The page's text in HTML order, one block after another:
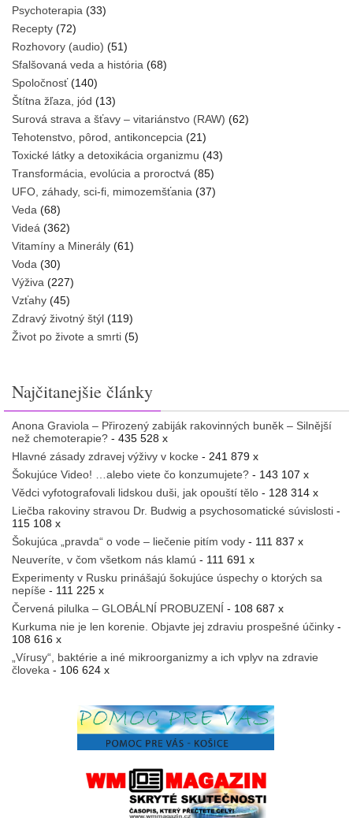
Psychoterapia (33)
Recepty (72)
Rozhovory (audio) (51)
Sfalšovaná veda a história (68)
Spoločnosť(140)
Štítna žľaza, jód (13)
Surová strava a šťavy – vitariánstvo (RAW) (62)
Tehotenstvo, pôrod, antikoncepcia (21)
Toxické látky a detoxikácia organizmu (43)
Transformácia, evolúcia a proroctvá (85)
UFO, záhady, sci-fi, mimozemšťania (37)
Veda (68)
Videá (362)
Vitamíny a Minerály (61)
Voda (30)
Výživa (227)
Vzťahy (45)
Zdravý životný štýl (119)
Život po živote a smrti (5)
Najčitanejšie články
Anona Graviola – Přirozený zabiják rakovinných buněk – Silnější
než chemoterapie? - 435 528 x
Hlavné zásady zdravej výživy v kocke - 241 879 x
Šokujúce Video! …alebo viete čo konzumujete? - 143 107 x
Vědci vyfotografovali lidskou duši, jak opouští tělo - 128 314 x
Liečba rakoviny stravou Dr. Budwig a psychosomatické súvislosti -
115 108 x
Šokujúca „pravda“ o vode – liečenie pitím vody - 111 837 x
Neuveríte, v čom všetkom nás klamú - 111 691 x
Experimenty v Rusku prinášajú šokujúce úspechy o ktorých sa
nepíše - 111 225 x
Červená pilulka – GLOBÁLNÍ PROBUZENÍ - 108 687 x
Kurkuma nie je len korenie. Objavte jej zdraviu prospešné účinky -
108 616 x
„Vírusy“, baktérie a iné mikroorganizmy a ich vplyv na zdravie
človeka - 106 624 x